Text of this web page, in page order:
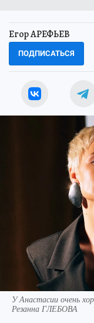
Егор АРЕФЬЕВ
ПОДПИСАТЬСЯ
У Анастасии очень
Резанна ГЛЕБОВА